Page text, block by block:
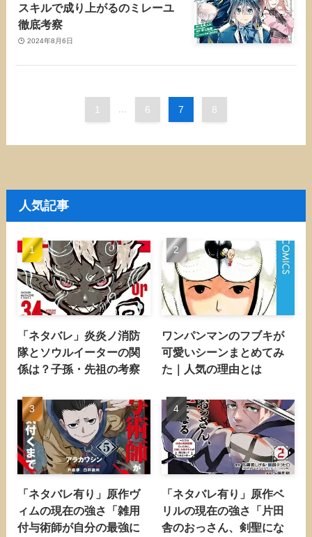
スキルで成り上がるのミレーユ
徹底考察
2024年8月6日
1 ... 6 7 8
人気記事
「ネタバレ」炎炎ノ消防
隊とソウルイーターの関
係は？子孫・先祖の考察
ワンパンマンのフブキが
可愛いシーンまとめてみ
た｜人気の理由とは
「ネタバレ有り」原作ヴ
ィムの現在の強さ「雑用
付与術師が自分の最強に
「ネタバレ有り」原作ベ
リルの現在の強さ「片田
舎のおっさん、剣聖にな